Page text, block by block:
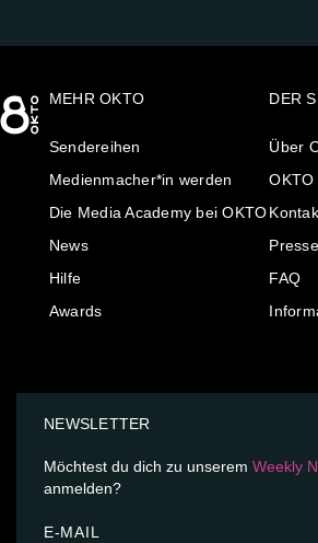
MEHR OKTO
Sendereihen
Medienmacher*in werden
Die Media Academy bei OKTO
News
Hilfe
Awards
DER
Über
Presse
FAQ
NEWSLETTER
Möchtest du dich zu unserem Weekly
anmelden?
E-MAIL